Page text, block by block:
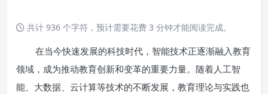
共计 936 个字符，预计需要花费 3 分钟才能阅读完成。
在当今快速发展的科技时代，智能技术正逐渐融入教育
领域，成为推动教育创新和变革的重要力量。随着人工智
能、大数据、云计算等技术的不断发展，教育理论与实践也